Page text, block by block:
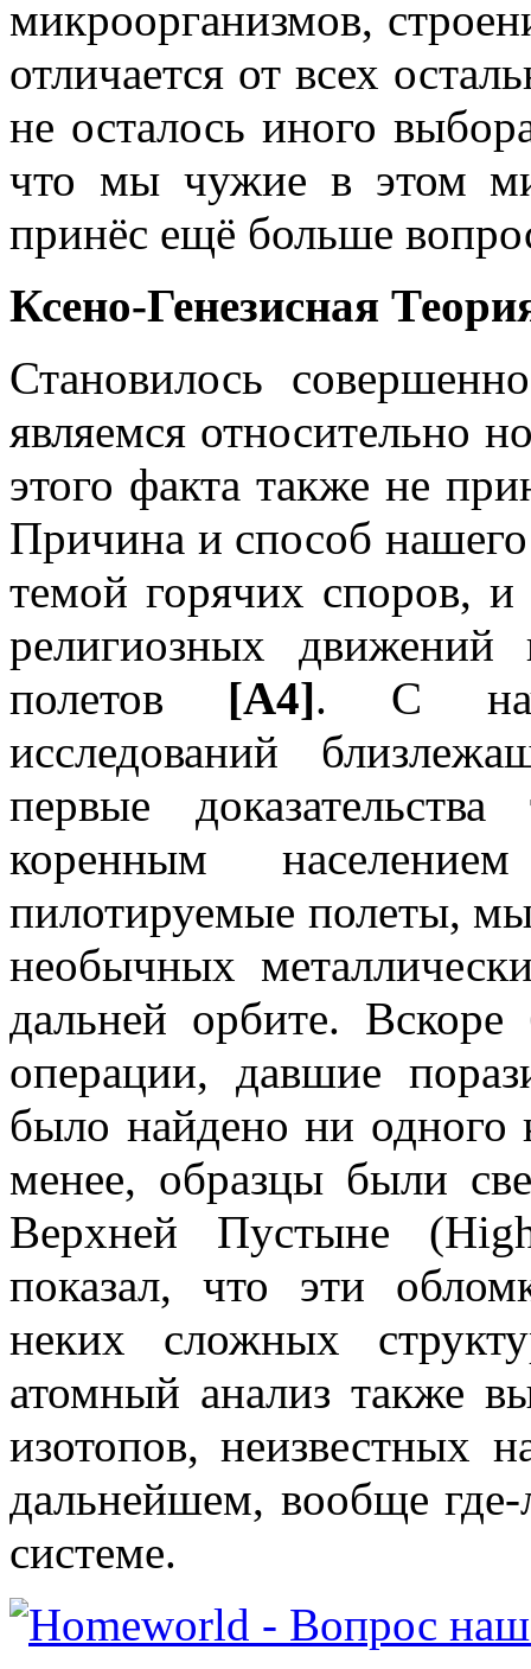
микроорганизмов,
отличается от всех
не осталось иного
что мы чужие в этом
принёс ещё больше
Ксено-Генезисная
Становилось
являемся относительно
этого факта также не
Причина и способ
темой горячих споров,
религиозных
полетов [A4]. С
исследований
первые
коренным
пилотируемые полеты,
необычных
дальней орбите.
операции, давшие
было найдено ни одного
менее, образцы были
Верхней Пустыне
показал, что эти
неких сложных
атомный анализ также
изотопов, неизвестных
дальнейшем, вообще
системе.